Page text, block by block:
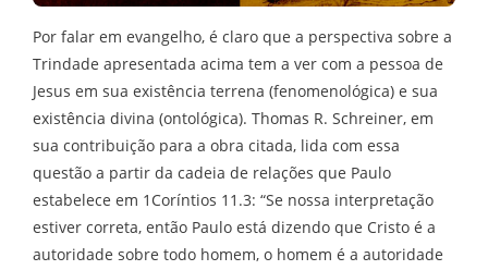
Por falar em evangelho, é claro que a perspectiva sobre a
Trindade apresentada acima tem a ver com a pessoa de
Jesus em sua existência terrena (fenomenológica) e sua
existência divina (ontológica). Thomas R. Schreiner, em
sua contribuição para a obra citada, lida com essa
questão a partir da cadeia de relações que Paulo
estabelece em 1Coríntios 11.3: “Se nossa interpretação
estiver correta, então Paulo está dizendo que Cristo é a
autoridade sobre todo homem, o homem é a autoridade